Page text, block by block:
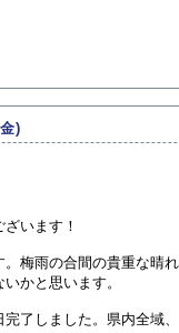
)
います！
梅雨の合間の貴重な晴
かと思います。
了しました。県内全域